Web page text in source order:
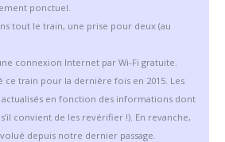
ponctuel.
tout le train, une prise pour deux (au
connexion Internet par Wi-Fi gratuite.
ce train pour la dernière fois en 2015. Les
en fonction des informations dont
convient de les revérifier !). En revanche,
depuis notre dernier passage.